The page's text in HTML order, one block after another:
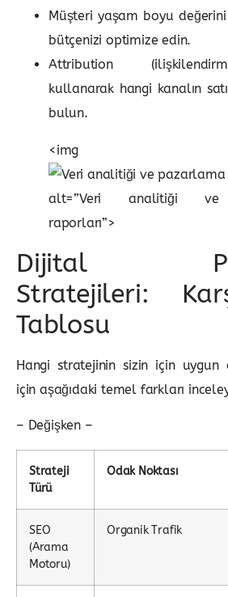
Müşteri yaşam boyu
bütçenizi optimize edin.
Attribution
kullanarak hangi kanalın
bulun.
<img
alt=”Veri analitiği ve
raporları”>
Dijital
Stratejileri:
Tablosu
Hangi stratejinin sizin için
için aşağıdaki temel farkları
– Değişken –
Strateji
Türü
Odak Noktası
SEO
(Arama
Motoru)
Organik Trafik